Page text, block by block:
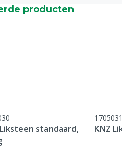
producten
standaard,
1705031
KNZ